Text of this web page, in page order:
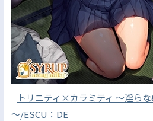
トリニティ×カラミティ ～淫ら
～/ESCU：DE